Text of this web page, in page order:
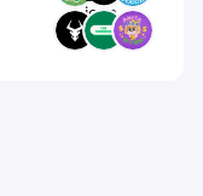
BULLTRENCHESWYNN